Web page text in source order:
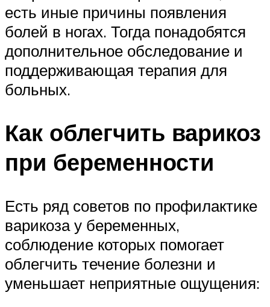
есть иные причины появления
болей в ногах. Тогда понадобятся
дополнительное обследование и
поддерживающая терапия для
больных.
Как облегчить варикоз
при беременности
Есть ряд советов по профилактике
варикоза у беременных,
соблюдение которых помогает
облегчить течение болезни и
уменьшает неприятные ощущения: